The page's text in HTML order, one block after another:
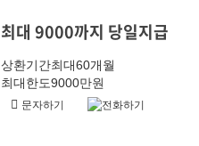
최대 9000까지 당일지급
상환기간최대60개월
최대한도9000만원
문자하기 전화하기